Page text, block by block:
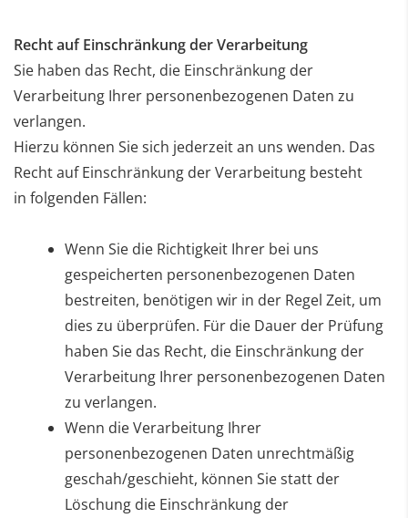
Recht auf Einschränkung der Verarbeitung
Sie haben das Recht, die Einschränkung der
Verarbeitung Ihrer personenbezogenen Daten zu
verlangen.
Hierzu können Sie sich jederzeit an uns wenden. Das
Recht auf Einschränkung der Verarbeitung besteht
in folgenden Fällen:
Wenn Sie die Richtigkeit Ihrer bei uns
gespeicherten personenbezogenen Daten
bestreiten, benötigen wir in der Regel Zeit, um
dies zu überprüfen. Für die Dauer der Prüfung
haben Sie das Recht, die Einschränkung der
Verarbeitung Ihrer personenbezogenen Daten
zu verlangen.
Wenn die Verarbeitung Ihrer
personenbezogenen Daten unrechtmäßig
geschah/geschieht, können Sie statt der
Löschung die Einschränkung der